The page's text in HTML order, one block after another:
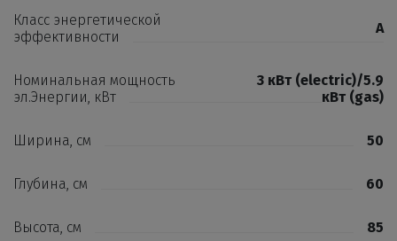
Класс энергетической
эффективности
A
Номинальная мощность
эл.Энергии, кВт
3 кВт (electric)/5.9
кВт (gas)
Ширина, см 50
Глубина, см 60
Высота, см 85